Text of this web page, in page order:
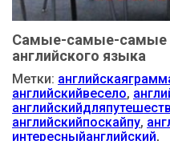
Самые-самые-самые
английского языка
Метки:
английскийвесело,
английскийпоскайпу,
интересныйанглийский,